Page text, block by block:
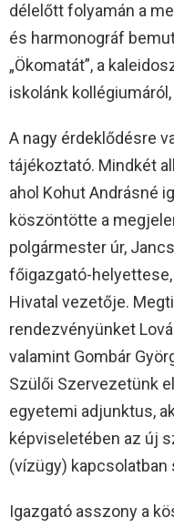
délelőtt folyamán a
és harmonográf
„Ökomatát”, a
iskolánk
A nagy érdeklődésre
tájékoztató. Mindkét
ahol Kohut Andrásné
köszöntötte a
polgármester úr,
főigazgató-helyettese,
Hivatal vezetője.
rendezvényünket
valamint Gombár
Szülői Szervezetünk
egyetemi adjunktus,
képviseletében az új
(vízügy)
Igazgató asszony a